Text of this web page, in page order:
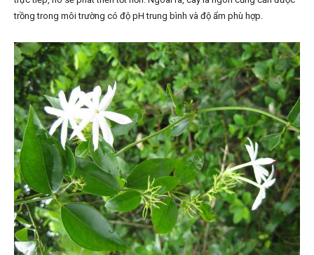
trồng trong môi trường có độ pH trung bình và độ ẩm phù hợp.